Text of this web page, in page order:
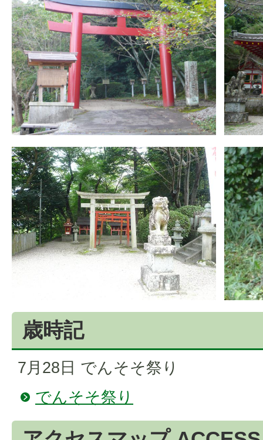
歳時記
7月28日 でんそそ祭り
でんそそ祭り